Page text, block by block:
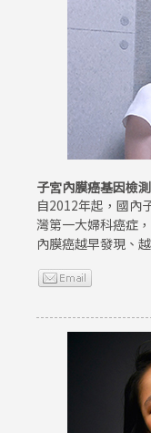
子宮內膜癌基因檢
自2012年起，國內
灣第一大婦科癌症
內膜癌越早發現、